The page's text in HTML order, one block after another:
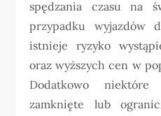
spędzania czasu na
przypadku wyjazdów
istnieje ryzyko
oraz wyższych cen w
Dodatkowo
zamknięte lub